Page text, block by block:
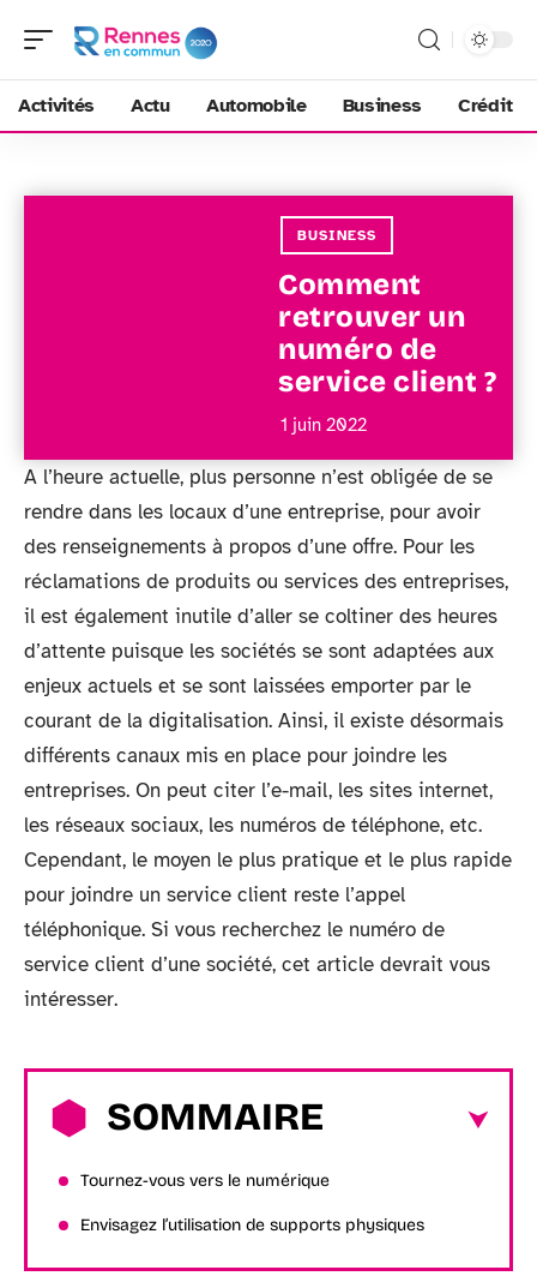
Activités Actu Automobile Business Crédit
BUSINESS
Comment
retrouver un
numéro de
service client ?
1 juin 2022
A l’heure actuelle, plus personne n’est obligée de se
rendre dans les locaux d’une entreprise, pour avoir
des renseignements à propos d’une offre. Pour les
réclamations de produits ou services des entreprises,
il est également inutile d’aller se coltiner des heures
d’attente puisque les sociétés se sont adaptées aux
enjeux actuels et se sont laissées emporter par le
courant de la digitalisation. Ainsi, il existe désormais
différents canaux mis en place pour joindre les
entreprises. On peut citer l’e-mail, les sites internet,
les réseaux sociaux, les numéros de téléphone, etc.
Cependant, le moyen le plus pratique et le plus rapide
pour joindre un service client reste l’appel
téléphonique. Si vous recherchez le numéro de
service client d’une société, cet article devrait vous
intéresser.
SOMMAIRE
Tournez-vous vers le numérique
Envisagez l’utilisation de supports physiques